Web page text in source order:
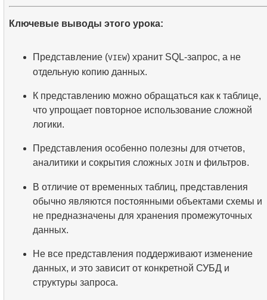
Ключевые выводы этого урока:
Представление (VIEW) хранит SQL-запрос, а не
отдельную копию данных.
К представлению можно обращаться как к таблице,
что упрощает повторное использование сложной
логики.
Представления особенно полезны для отчетов,
аналитики и сокрытия сложных JOIN и фильтров.
В отличие от временных таблиц, представления
обычно являются постоянными объектами схемы и
не предназначены для хранения промежуточных
данных.
Не все представления поддерживают изменение
данных, и это зависит от конкретной СУБД и
структуры запроса.